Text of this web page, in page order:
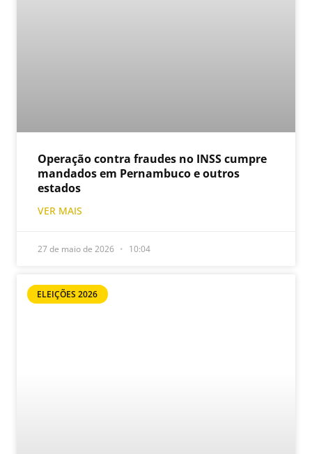
Operação contra fraudes no INSS cumpre
mandados em Pernambuco e outros
estados
VER MAIS
27 de maio de 2026 10:04
ELEIÇÕES 2026